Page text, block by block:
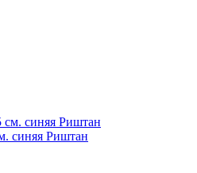
синяя Риштан